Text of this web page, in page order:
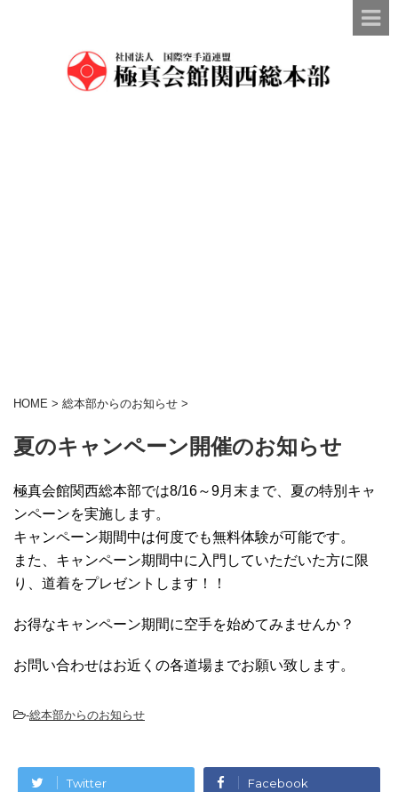
HOME > 総本部からのお知らせ >
夏のキャンペーン開催のお知らせ
極真会館関西総本部では8/16～9月末まで、夏の特別キャ
ンペーンを実施します。
キャンペーン期間中は何度でも無料体験が可能です。
また、キャンペーン期間中に入門していただいた方に限
り、道着をプレゼントします！！
お得なキャンペーン期間に空手を始めてみませんか？
お問い合わせはお近くの各道場までお願い致します。
-総本部からのお知らせ
Twitter Facebook